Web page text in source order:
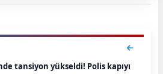
tansiyon yükseldi! Polis kapıyı